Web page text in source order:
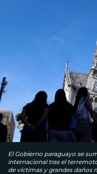
El Gobierno paraguayo se
internacional tras el
de víctimas y grandes daños